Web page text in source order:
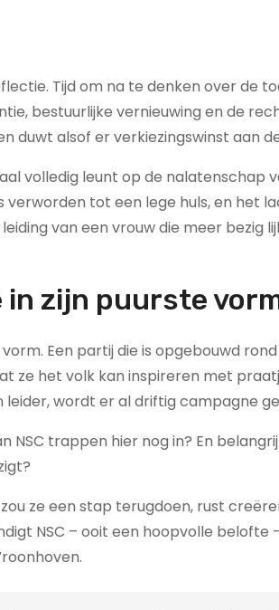
Tijd om na te denken over de
bestuurlijke vernieuwing en de
duwt alsof er verkiezingswinst aan
volledig leunt op de nalatenschap
verworden tot een lege huls, en het
van een vrouw die meer bezig
zijn puurste
Een partij die is opgebouwd
ze het volk kan inspireren met
leider, wordt er al driftig campagne
NSC trappen hier nog in? En
ze een stap terugdoen, rust
NSC – ooit een hoopvolle